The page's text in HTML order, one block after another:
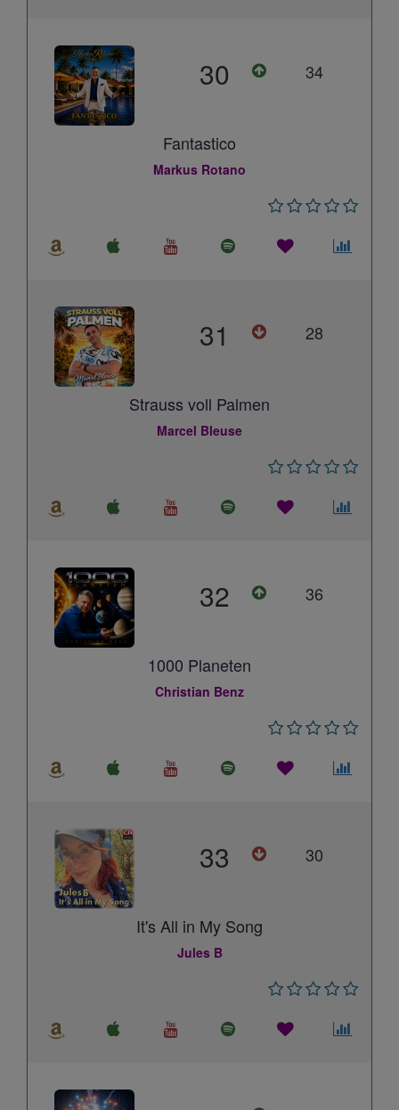
30 34
Fantastico
Markus Rotano
31 28
Strauss voll Palmen
Marcel Bleuse
32 36
1000 Planeten
Christian Benz
33 30
It's All in My Song
Jules B